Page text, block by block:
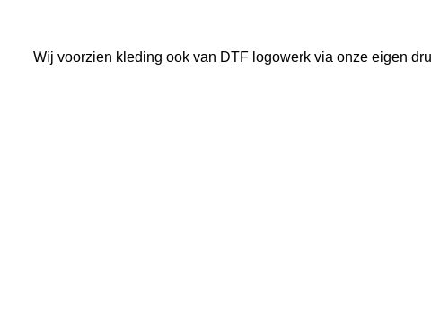
Wij voorzien kleding ook van DTF logowerk via onze eigen